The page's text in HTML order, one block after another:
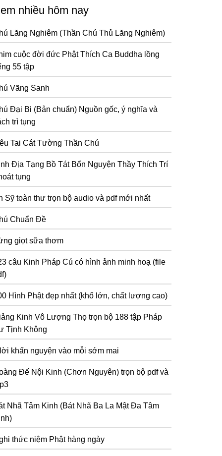
nhiều hôm nay
Lăng Nghiêm (Thần Chú Thủ Lăng Nghiêm)
cuộc đời đức Phật Thích Ca Buddha lồng
55 tập
Vãng Sanh
Đại Bi (Bản chuẩn) Nguồn gốc, ý nghĩa và
trì tụng
Tai Cát Tường Thần Chú
Địa Tạng Bồ Tát Bổn Nguyện Thầy Thích Trí
tụng
Sỹ toàn thư trọn bộ audio và pdf mới nhất
Chuẩn Đề
giọt sữa thơm
câu Kinh Pháp Cú có hình ảnh minh hoạ (file
Hình Phật đẹp nhất (khổ lớn, chất lượng cao)
Kinh Vô Lượng Thọ trọn bộ 188 tập Pháp
Tịnh Không
khấn nguyện vào mỗi sớm mai
Đế Nội Kinh (Chơn Nguyên) trọn bộ pdf và
Nhã Tâm Kinh (Bát Nhã Ba La Mật Đa Tâm
thức niệm Phật hàng ngày